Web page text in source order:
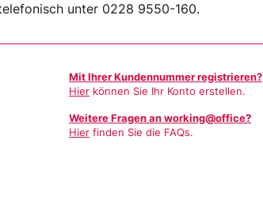
unter 0228 9550-160.
Mit Ihrer Kundennummer registrieren?
Hier können Sie Ihr Konto erstellen.
Weitere Fragen an working@office?
Hier finden Sie die FAQs.